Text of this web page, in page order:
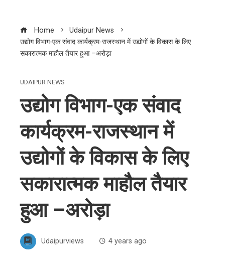
Home
Udaipur News
उद्योग विभाग-एक संवाद कार्यक्रम-राजस्थान में उद्योगों के विकास के लिए
सकारात्मक माहौल तैयार हुआ –अरोड़ा
UDAIPUR NEWS
उद्योग विभाग-एक संवाद
कार्यक्रम-राजस्थान में
उद्योगों के विकास के लिए
सकारात्मक माहौल तैयार
हुआ –अरोड़ा
Udaipurviews 4 years ago